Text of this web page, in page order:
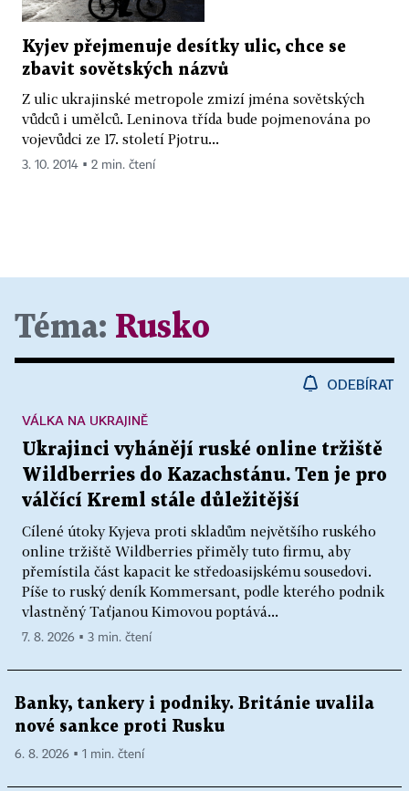
Kyjev přejmenuje desítky ulic, chce se
zbavit sovětských názvů
Z ulic ukrajinské metropole zmizí jména sovětských
vůdců i umělců. Leninova třída bude pojmenována po
vojevůdci ze 17. století Pjotru...
3. 10. 2014 ▪ 2 min. čtení
Téma: Rusko
ODEBÍRAT
Ukrajinci vyhánějí ruské online tržiště
Wildberries do Kazachstánu. Ten je pro
válčící Kreml stále důležitější
Cílené útoky Kyjeva proti skladům největšího ruského
online tržiště Wildberries přiměly tuto firmu, aby
přemístila část kapacit ke středoasijskému sousedovi.
Píše to ruský deník Kommersant, podle kterého podnik
vlastněný Taťjanou Kimovou poptává...
VÁLKA NA UKRAJINĚ
7. 8. 2026 ▪ 3 min. čtení
Banky, tankery i podniky. Británie uvalila
nové sankce proti Rusku
6. 8. 2026 ▪ 1 min. čtení